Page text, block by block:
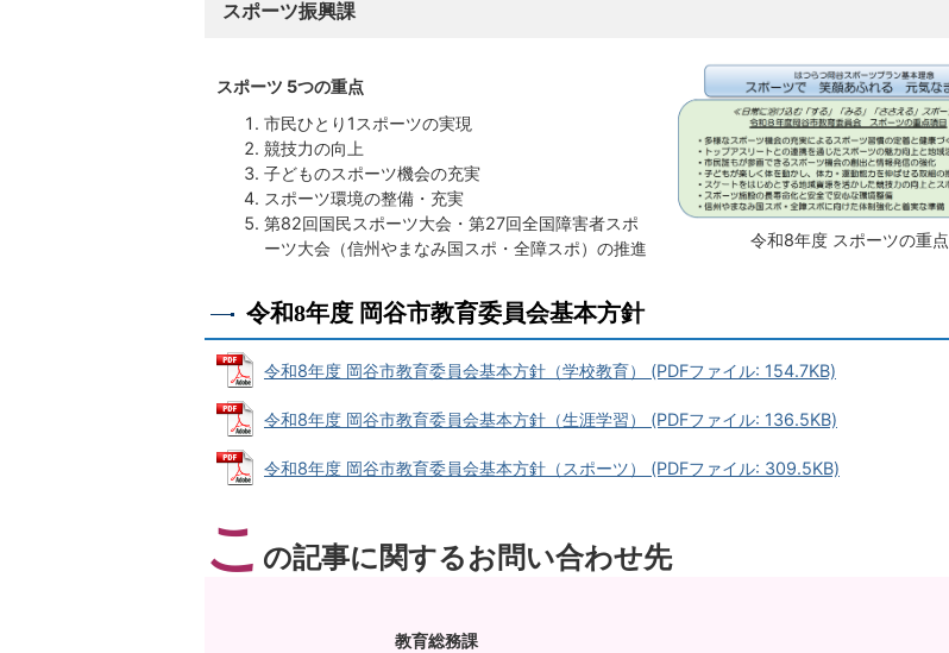
スポーツ振興課
令和8年度 スポーツの重点
スポーツ 5つの重点
市民ひとり1スポーツの実現
競技力の向上
子どものスポーツ機会の充実
スポーツ環境の整備・充実
第82回国民スポーツ大会・第27回全国障害者スポ
ーツ大会（信州やまなみ国スポ・全障スポ）の推進
令和8年度 岡谷市教育委員会基本方針
令和8年度 岡谷市教育委員会基本方針（学校教育） (PDFファイル: 154.7KB)
令和8年度 岡谷市教育委員会基本方針（生涯学習） (PDFファイル: 136.5KB)
令和8年度 岡谷市教育委員会基本方針（スポーツ） (PDFファイル: 309.5KB)
こ の記事に関するお問い合わせ先
教育総務課